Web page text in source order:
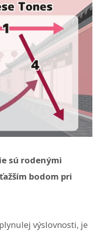
sú rodenými
bodom pri
výslovnosti, je